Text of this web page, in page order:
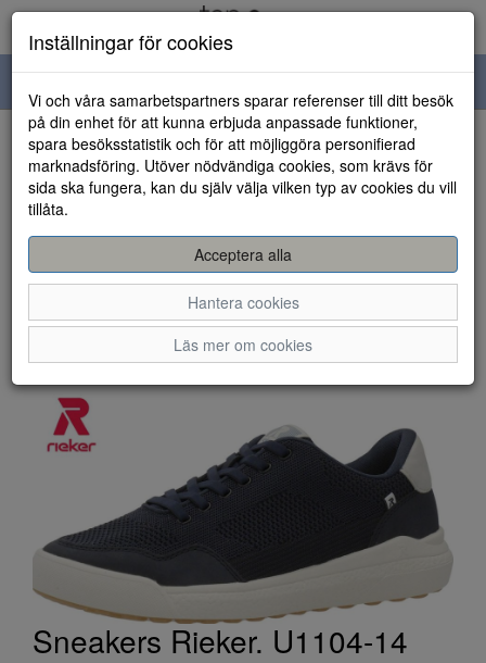
navigation
HEM
Sneakers Rieker. U1104-14
Inställningar för cookies
Vi och våra samarbetspartners sparar referenser till ditt besök
på din enhet för att kunna erbjuda anpassade funktioner,
spara besöksstatistik och för att möjliggöra personifierad
marknadsföring. Utöver nödvändiga cookies, som krävs för
sida ska fungera, kan du själv välja vilken typ av cookies du vill
tillåta.
Acceptera alla
Hantera cookies
Läs mer om cookies